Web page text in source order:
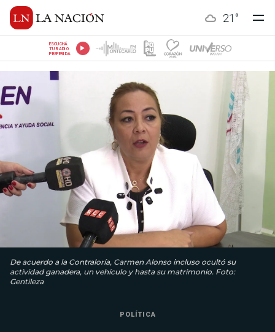
21 °
ESCUCHÁ
TU RADIO
PREFERIDA
De acuerdo a la Contraloría, Carmen Alonso incluso ocultó su
actividad ganadera, un vehículo y hasta su matrimonio. Foto:
Gentileza
POLÍTICA